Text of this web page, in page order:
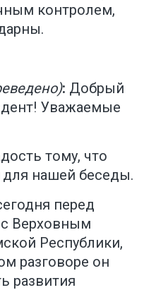
контролем,
: Добрый
Уважаемые
тому, что
нашей беседы.
перед
Верховным
Республики,
разговоре он
развития